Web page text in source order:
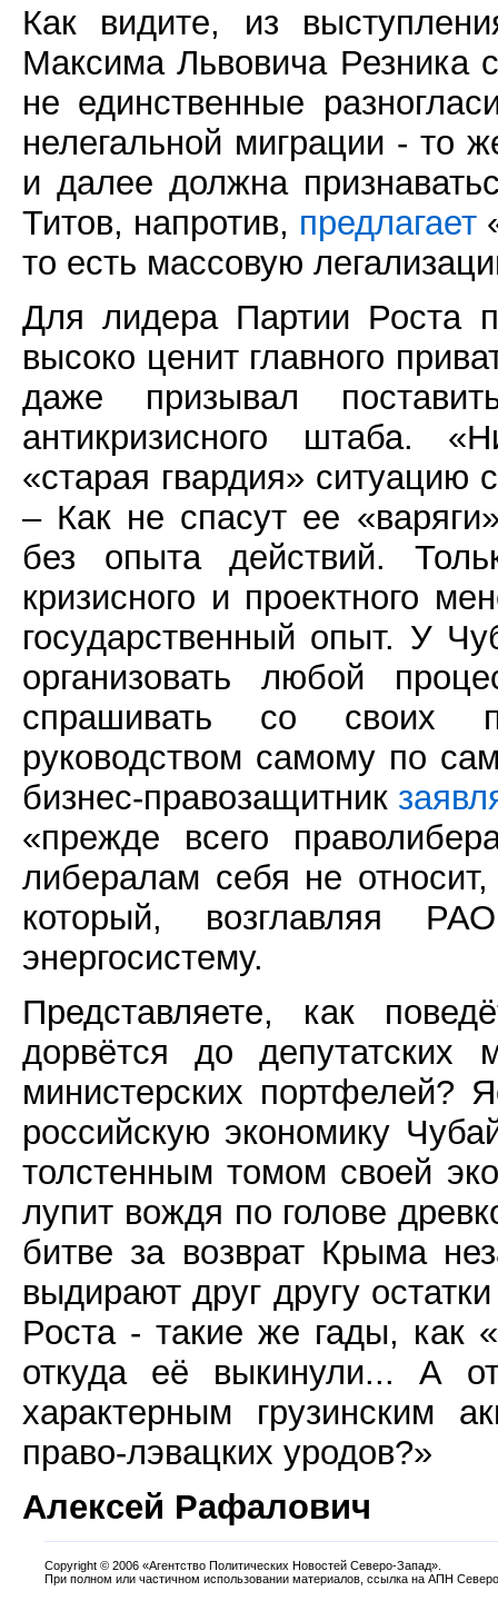
Как видите, из
Максима Львовича Резника
не единственные
нелегальной миграции - то
и далее должна
Титов, напротив, предлагает
то есть массовую
Для лидера Партии Роста
высоко ценит главного
даже призывал
антикризисного штаба.
«старая гвардия» ситуацию
– Как не спасут ее
без опыта действий.
кризисного и проектного
государственный опыт. У
организовать любой
спрашивать со своих
руководством самому по
бизнес-правозащитник
«прежде всего
либералам себя не
который, возглавляя
энергосистему.
Представляете, как
дорвётся до
министерских портфелей?
российскую экономику
толстенным томом своей
лупит вождя по голове
битве за возврат Крыма
выдирают друг другу
Роста - такие же гады, как
откуда её выкинули... А
характерным грузинским
право-лэвацких уродов?»
Алексей Рафалович
Copyright © 2006 «Агентство Политических Новостей Северо-Запад».
При полном или частичном использовании материалов, ссылка на АПН